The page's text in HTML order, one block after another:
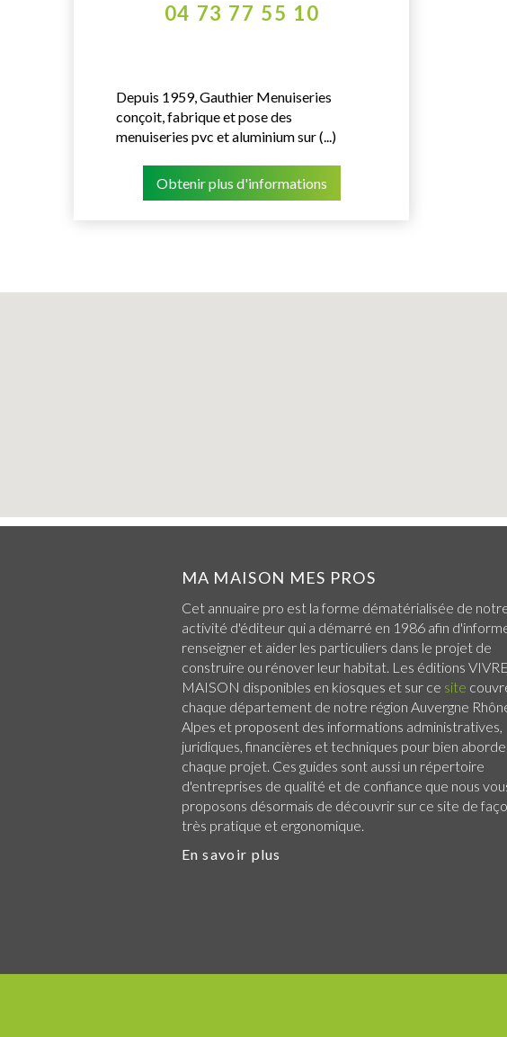
04 73 77 55 10
Depuis 1959, Gauthier Menuiseries
conçoit, fabrique et pose des
menuiseries pvc et aluminium sur (...)
Obtenir plus d'informations
MA MAISON MES PROS
Cet annuaire pro est la forme dématérialisée de
activité d'éditeur qui a démarré en 1986 afin
renseigner et aider les particuliers dans le projet de
construire ou rénover leur habitat. Les éditions
MAISON disponibles en kiosques et sur ce site
chaque département de notre région Auvergne
Alpes et proposent des informations administratives,
juridiques, financières et techniques pour bien
chaque projet. Ces guides sont aussi un répertoire
d'entreprises de qualité et de confiance que nous
proposons désormais de découvrir sur ce site de
très pratique et ergonomique.
En savoir plus